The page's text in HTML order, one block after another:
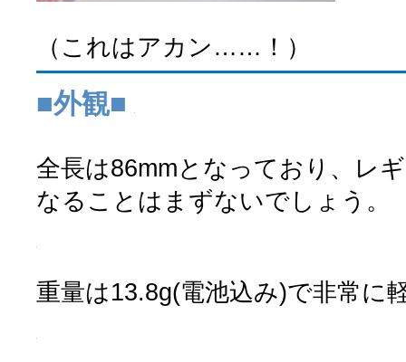
（これはアカン……！）
■外観■
全長は86mmとなっており、レ
なることはまずないでしょう。
重量は13.8g(電池込み)で非常に